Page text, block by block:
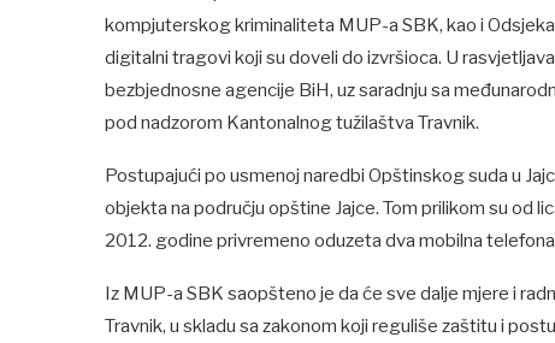
kompjuterskog kriminaliteta MUP-a SBK, kao i
digitalni tragovi koji su doveli do izvršioca. U
bezbjednosne agencije BiH, uz saradnju sa
pod nadzorom Kantonalnog tužilaštva Travnik.
Postupajući po usmenoj naredbi Opštinskog suda u
objekta na području opštine Jajce. Tom prilikom su od
2012. godine privremeno oduzeta dva mobilna
Iz MUP-a SBK saopšteno je da će sve dalje mjere i
Travnik, u skladu sa zakonom koji reguliše zaštitu i